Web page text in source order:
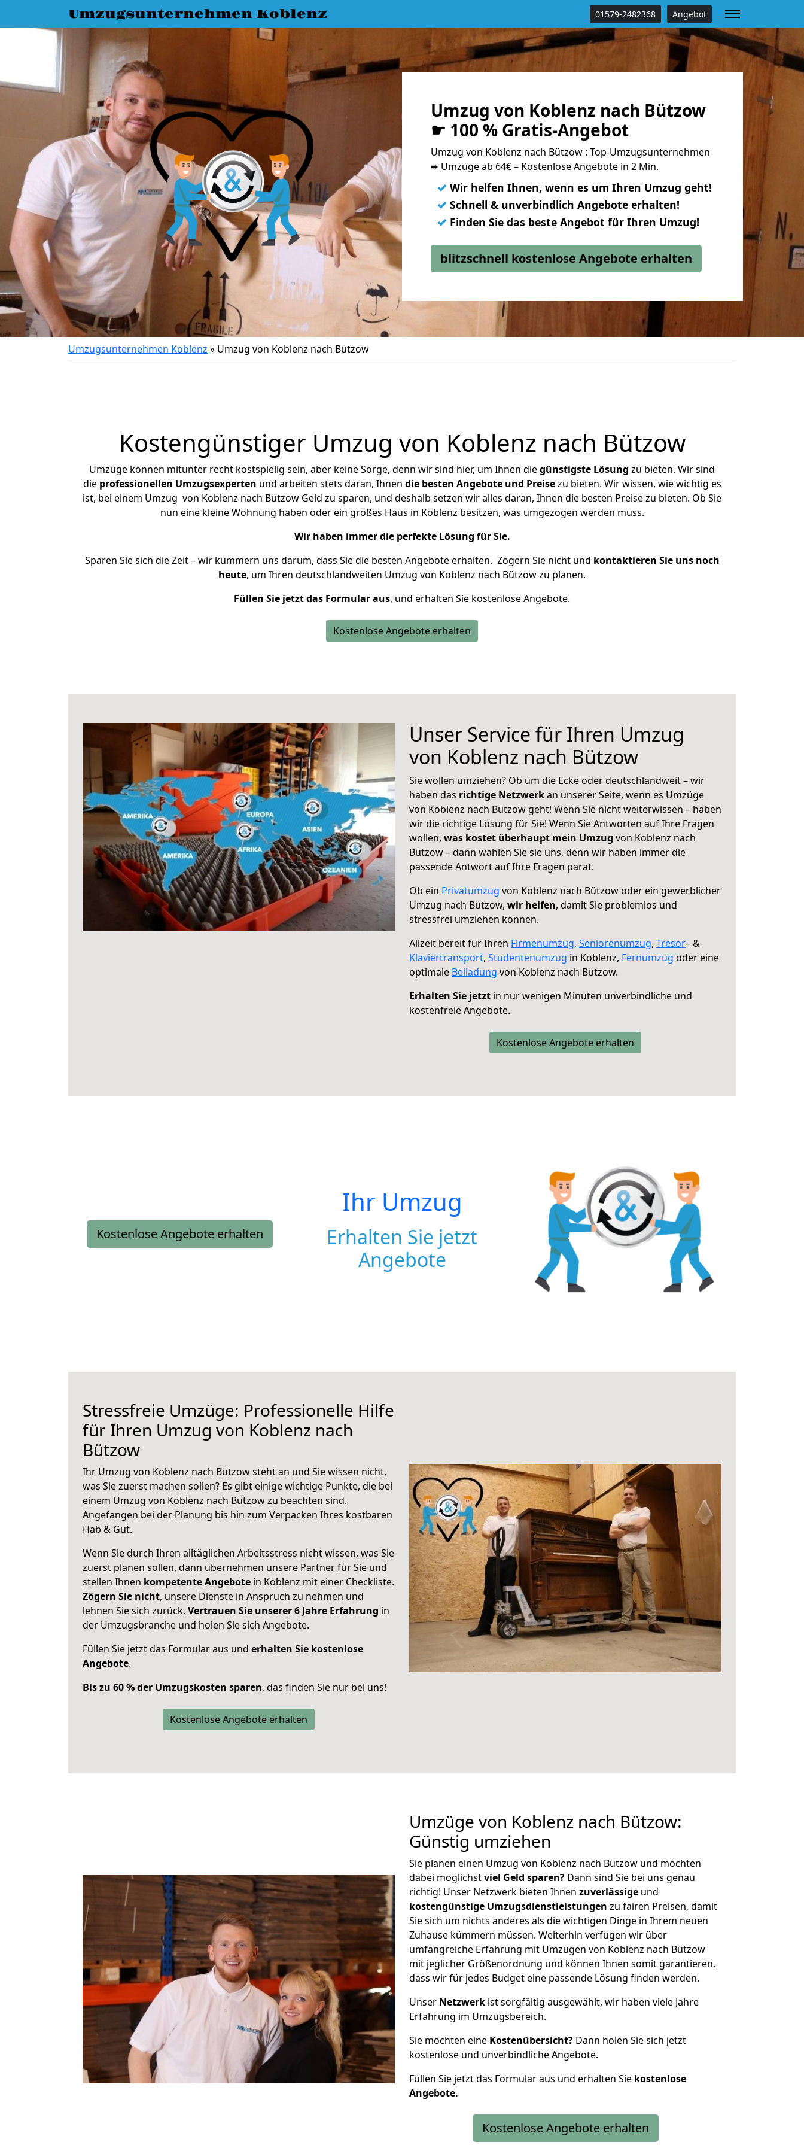
Umzugsunternehmen Koblenz 01579-2482368 Angebot
Umzug von Koblenz nach Bützow
☛ 100 % Gratis-Angebot
Umzug von Koblenz nach Bützow : Top-Umzugsunternehmen
➨ Umzüge ab 64€ – Kostenlose Angebote in 2 Min.
✓ Wir helfen Ihnen, wenn es um Ihren Umzug geht!
✓ Schnell & unverbindlich Angebote erhalten!
✓ Finden Sie das beste Angebot für Ihren Umzug!
blitzschnell kostenlose Angebote erhalten
Umzugsunternehmen Koblenz » Umzug von Koblenz nach Bützow
Kostengünstiger Umzug von Koblenz nach Bützow
Umzüge können mitunter recht kostspielig sein, aber keine Sorge, denn wir sind hier, um Ihnen diegünstigste Lösung zu bieten. Wir sind
die professionellen Umzugsexperten und arbeiten stets daran, Ihnen die besten Angebote und Preisezu bieten. Wir wissen, wie wichtig es
ist, bei einem Umzug von Koblenz nach Bützow Geld zu sparen, und deshalb setzen wir alles daran, Ihnen die besten Preise zu bieten. Ob Sie
nun eine kleine Wohnung haben oder ein großes Haus in Koblenz besitzen, was umgezogen werden muss.
Wir haben immer die perfekte Lösung für Sie.
Sparen Sie sich die Zeit – wir kümmern uns darum, dass Sie die besten Angebote erhalten. Zögern Sie nicht und kontaktieren Sie uns noch
heute, um Ihren deutschlandweiten Umzug von Koblenz nach Bützow zu planen.
Füllen Sie jetzt das Formular aus, und erhalten Sie kostenlose Angebote.
Kostenlose Angebote erhalten
Unser Service für Ihren Umzug
von Koblenz nach Bützow
Sie wollen umziehen? Ob um die Ecke oder deutschlandweit – wir
haben das richtige Netzwerkan unserer Seite, wenn es Umzüge
von Koblenz nach Bützow geht! Wenn Sie nicht weiterwissen – haben
wir die richtige Lösung für Sie! Wenn Sie Antworten auf Ihre Fragen
wollen, was kostet überhaupt mein Umzug von Koblenz nach
Bützow – dann wählen Sie sie uns, denn wir haben immer die
passende Antwort auf Ihre Fragen parat.
Ob ein Privatumzug von Koblenz nach Bützow oder ein gewerblicher
Umzug nach Bützow, wir helfen, damit Sie problemlos und
stressfrei umziehen können.
Allzeit bereit für Ihren Firmenumzug, Seniorenumzug, Tresor– &
Klaviertransport, Studentenumzug in Koblenz, Fernumzug oder eine
optimale Beiladung von Koblenz nach Bützow.
Erhalten Sie jetzt in nur wenigen Minuten unverbindliche und
kostenfreie Angebote.
Kostenlose Angebote erhalten
Kostenlose Angebote erhalten
Ihr Umzug
Erhalten Sie jetzt
Angebote
Stressfreie Umzüge: Professionelle Hilfe
für Ihren Umzug von Koblenz nach
Bützow
Ihr Umzug von Koblenz nach Bützow steht an und Sie wissen nicht,
was Sie zuerst machen sollen? Es gibt einige wichtige Punkte, die bei
einem Umzug von Koblenz nach Bützow zu beachten sind.
Angefangen bei der Planung bis hin zum Verpacken Ihres kostbaren
Hab & Gut.
Wenn Sie durch Ihren alltäglichen Arbeitsstress nicht wissen, was Sie
zuerst planen sollen, dann übernehmen unsere Partner für Sie und
stellen Ihnen kompetente Angebote in Koblenz mit einer Checkliste.
Zögern Sie nicht, unsere Dienste in Anspruch zu nehmen und
lehnen Sie sich zurück. Vertrauen Sie unserer 6 Jahre Erfahrung in
der Umzugsbranche und holen Sie sich Angebote.
Füllen Sie jetzt das Formular aus und erhalten Sie kostenlose
Angebote.
Bis zu 60 % der Umzugskosten sparen, das finden Sie nur bei uns!
Kostenlose Angebote erhalten
Umzüge von Koblenz nach Bützow:
Günstig umziehen
Sie planen einen Umzug von Koblenz nach Bützow und möchten
dabei möglichstviel Geld sparen? Dann sind Sie bei uns genau
richtig! Unser Netzwerk bieten Ihnen zuverlässige und
kostengünstige Umzugsdienstleistungen zu fairen Preisen, damit
Sie sich um nichts anderes als die wichtigen Dinge in Ihrem neuen
Zuhause kümmern müssen. Weiterhin verfügen wir über
umfangreiche Erfahrung mit Umzügen von Koblenz nach Bützow
mit jeglicher Größenordnung und können Ihnen somit garantieren,
dass wir für jedes Budget eine passende Lösung finden werden.
Unser Netzwerk ist sorgfältig ausgewählt, wir haben viele Jahre
Erfahrung im Umzugsbereich.
Sie möchten eine Kostenübersicht? Dann holen Sie sich jetzt
kostenlose und unverbindliche Angebote.
Füllen Sie jetzt das Formular aus und erhalten Sie kostenlose
Angebote.
Kostenlose Angebote erhalten